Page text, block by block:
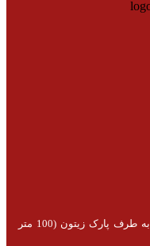
تبریز، ولیعصر، خیابان تختی، فلکه ابن سینا به طرف پارک زیتون (100 متر